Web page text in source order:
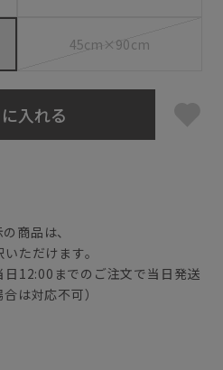
45cm×90cm
入れる
商品は、
ただけます。
12:00までのご注文で当日発送
は対応不可）